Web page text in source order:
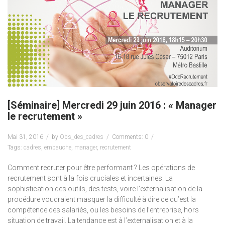
[Séminaire] Mercredi 29 juin 2016 : « Manager
le recrutement »
Mai 31, 2016 by Obs_des_cadres
Comments: 0
Tags: cadres embauche manager, recrutement
Comment recruter pour être performant ? Les opérations de
recrutement sont à la fois cruciales et incertaines. La
sophistication des outils, des tests, voire l’externalisation de la
procédure voudraient masquer la difficulté à dire ce qu’est la
compétence des salariés, ou les besoins de l’entreprise, hors
situation de travail. La tendance est à l’externalisation et à la